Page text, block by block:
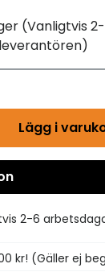
(Vanligtvis
Lägg i
2-6
kr! (Gäller ej